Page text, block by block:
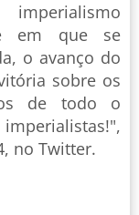
em que se
o avanço do
sobre os
de todo o
imperialistas!",
no Twitter.